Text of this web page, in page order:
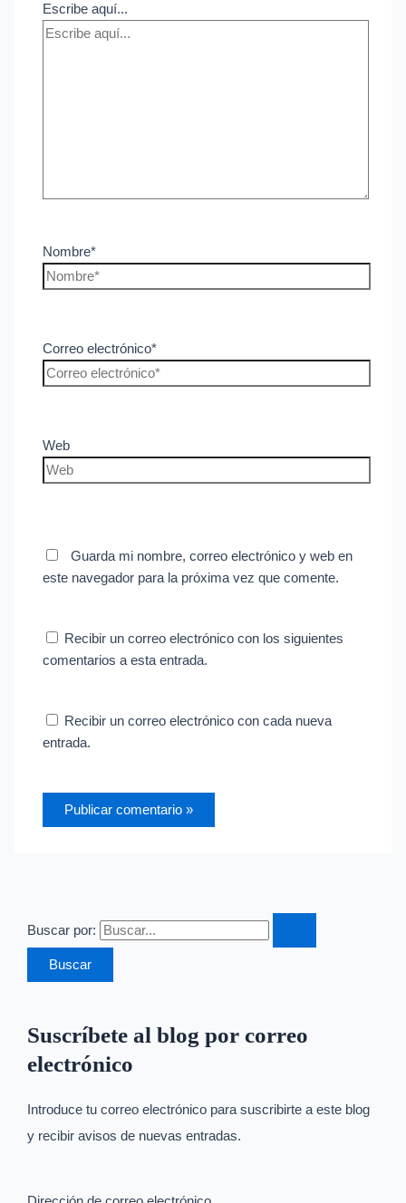
Escribe aquí...
Nombre*
Correo electrónico*
Web
Guarda mi nombre, correo electrónico y web en
este navegador para la próxima vez que comente.
Recibir un correo electrónico con los siguientes
comentarios a esta entrada.
Recibir un correo electrónico con cada nueva
entrada.
Buscar por:
Suscríbete al blog por correo
electrónico
Introduce tu correo electrónico para suscribirte a este blog
y recibir avisos de nuevas entradas.